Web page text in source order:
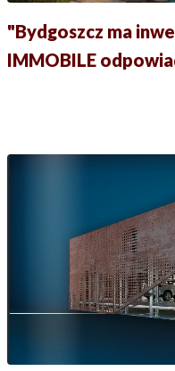
"Bydgoszcz ma
IMMOBILE